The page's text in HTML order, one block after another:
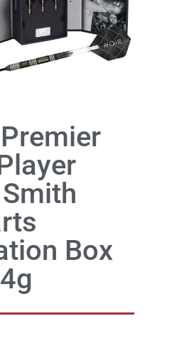
Box